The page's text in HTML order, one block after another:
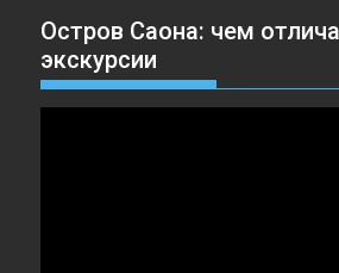
Остров Саона: чем
экскурсии